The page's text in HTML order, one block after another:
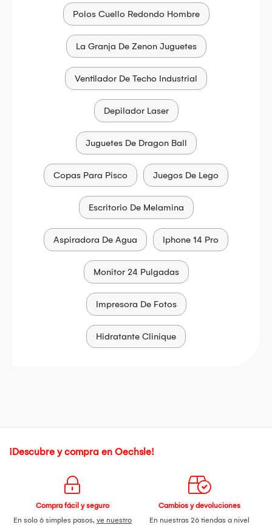
Polos Cuello Redondo Hombre
La Granja De Zenon Juguetes
Ventilador De Techo Industrial
Depilador Laser
Juguetes De Dragon Ball
Copas Para Pisco Juegos De Lego
Escritorio De Melamina
Aspiradora De Agua Iphone 14 Pro
Monitor 24 Pulgadas
Impresora De Fotos
Hidratante Clinique
¡Descubre y compra en Oechsle!
Compra fácil y seguro
En solo 6 simples pasos, ve nuestro
Cambios y devoluciones
En nuestras 26 tiendas a nivel